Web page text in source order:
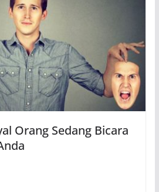
Orang Sedang Bicara